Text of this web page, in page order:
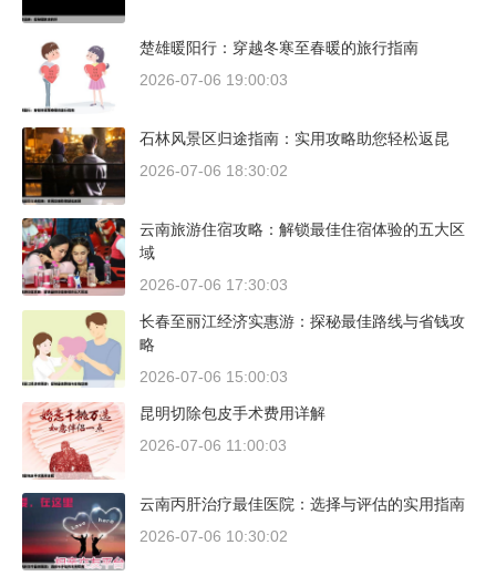
楚雄暖阳行：穿越冬寒至春暖的旅行指南
2026-07-06 19:00:03
石林风景区归途指南：实用攻略助您轻松返昆
2026-07-06 18:30:02
云南旅游住宿攻略：解锁最佳住宿体验的五大区
域
2026-07-06 17:30:03
长春至丽江经济实惠游：探秘最佳路线与省钱攻
略
2026-07-06 15:00:03
昆明切除包皮手术费用详解
2026-07-06 11:00:03
云南丙肝治疗最佳医院：选择与评估的实用指南
2026-07-06 10:30:02